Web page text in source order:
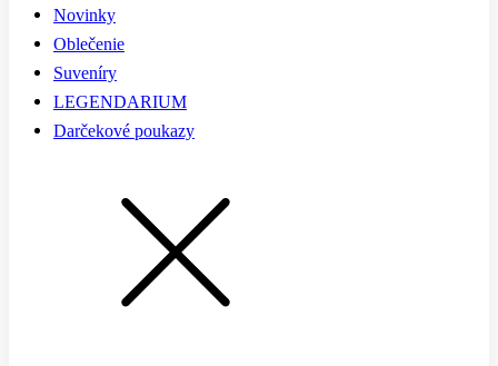
Novinky
Oblečenie
Suveníry
LEGENDARIUM
Darčekové poukazy